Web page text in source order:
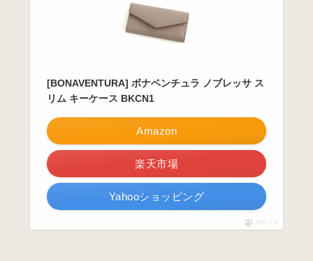
[BONAVENTURA] ボナベンチュラ ノブレッサ ス
リム キーケース BKCN1
Amazon
楽天市場
Yahooショッピング
ポチップ